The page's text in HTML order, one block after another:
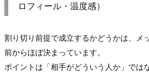
と
流
れ
が
ロフィール・温度感）
割り切り前提で成立するかどうかは、メ
前からほぼ決まっています。
ポイントは「相手がどういう人か」では